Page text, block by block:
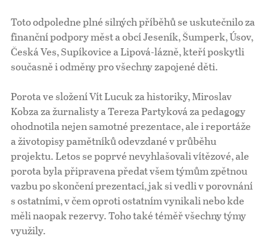
Toto odpoledne plné silných příběhů se uskutečnilo za
finanční podpory měst a obcí Jeseník, Šumperk, Úsov,
Česká Ves, Supíkovice a Lipová-lázně, kteří poskytli
současně i odměny pro všechny zapojené děti.
Porota ve složení Vít Lucuk za historiky, Miroslav
Kobza za žurnalisty a Tereza Partyková za pedagogy
ohodnotila nejen samotné prezentace, ale i reportáže
a životopisy pamětníků odevzdané v průběhu
projektu. Letos se poprvé nevyhlašovali vítězové, ale
porota byla připravena předat všem týmům zpětnou
vazbu po skončení prezentací, jak si vedli v porovnání
s ostatními, v čem oproti ostatním vynikali nebo kde
měli naopak rezervy. Toho také téměř všechny týmy
využily.